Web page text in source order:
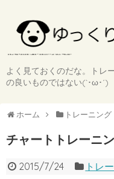
よく見ておくのだな。トレ
の良いものではない(`･ω･´)
ホーム トレーニング
チャートトレーニ
2015/7/24 トレ